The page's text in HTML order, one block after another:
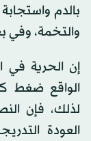
بالدم
والتخمة، وفي
إن الحرية في
الواقع ضغط
لذلك، فإن
العودة